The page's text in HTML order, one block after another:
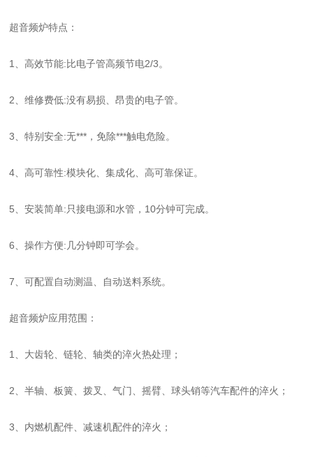
超音频炉特点：
1、高效节能:比电子管高频节电2/3。
2、维修费低:没有易损、昂贵的电子管。
3、特别安全:无***，免除***触电危险。
4、高可靠性:模块化、集成化、高可靠保证。
5、安装简单:只接电源和水管，10分钟可完成。
6、操作方便:几分钟即可学会。
7、可配置自动测温、自动送料系统。
超音频炉应用范围：
1、大齿轮、链轮、轴类的淬火热处理；
2、半轴、板簧、拨叉、气门、摇臂、球头销等汽车配件的淬火；
3、内燃机配件、减速机配件的淬火；